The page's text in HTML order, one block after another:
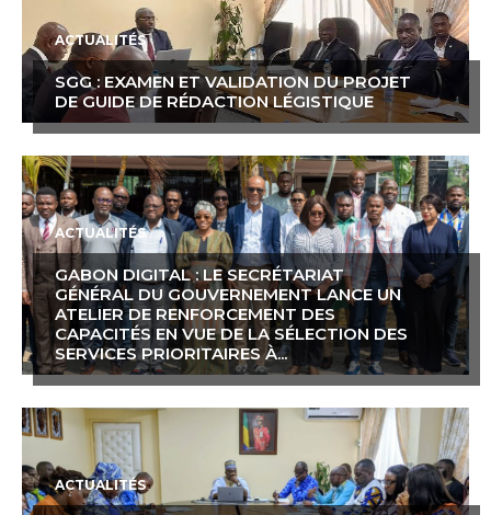
ACTUALITÉS
SGG : EXAMEN ET VALIDATION DU PROJET
DE GUIDE DE RÉDACTION LÉGISTIQUE
ACTUALITÉS
GABON DIGITAL : LE SECRÉTARIAT
GÉNÉRAL DU GOUVERNEMENT LANCE UN
ATELIER DE RENFORCEMENT DES
CAPACITÉS EN VUE DE LA SÉLECTION DES
SERVICES PRIORITAIRES À...
ACTUALITÉS